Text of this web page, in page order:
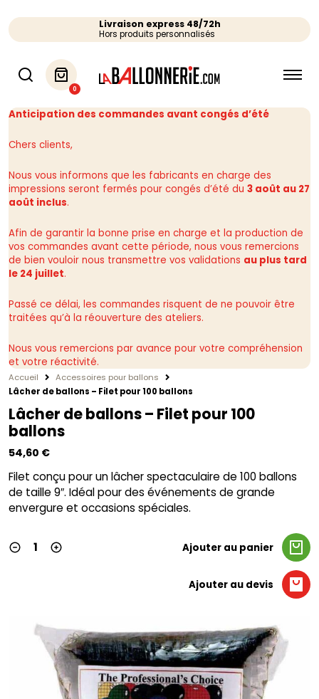
Livraison express 48/72h
Hors produits personnalisés
0
Anticipation des commandes avant congés d’été
Chers clients,
Nous vous informons que les fabricants en charge des
impressions seront fermés pour congés d’été du 3 août au 27
août inclus.
Afin de garantir la bonne prise en charge et la production de
vos commandes avant cette période, nous vous remercions
de bien vouloir nous transmettre vos validations au plus tard
le 24 juillet.
Passé ce délai, les commandes risquent de ne pouvoir être
traitées qu’à la réouverture des ateliers.
Nous vous remercions par avance pour votre compréhension
et votre réactivité.
Accueil
Accessoires pour ballons
Lâcher de ballons – Filet pour 100 ballons
Lâcher de ballons – Filet pour 100
ballons
54,60 €
Filet conçu pour un lâcher spectaculaire de 100 ballons
de taille 9″. Idéal pour des événements de grande
envergure et occasions spéciales.
Ajouter au panier
Ajouter au devis